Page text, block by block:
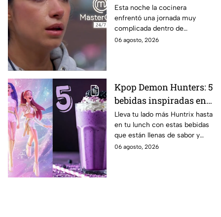
regaño que hizo llorar a
Michelle dentro de
MasterChef 24/7
Esta noche la cocinera
enfrentó una jornada muy
complicada dentro de
MasterChef 24/7.
06 agosto, 2026
Kpop Demon Hunters: 5
bebidas inspiradas en
las guerreras Huntrix
para llevar a la escuela
este regreso a clases
2026; son saludables y
Lleva tu lado más Huntrix hasta
en tu lunch con estas bebidas
que están llenas de sabor y
frescura.
06 agosto, 2026